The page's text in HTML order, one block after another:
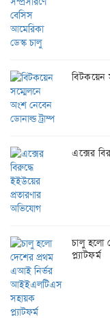
বিটকয়েন
এক্সের
চালু হলো
প্ল্যাটফর্ম